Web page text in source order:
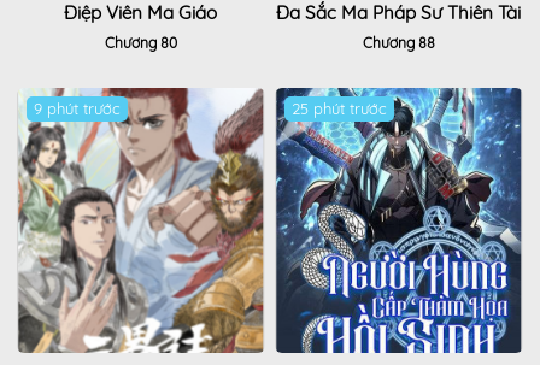
Điệp Viên Ma Giáo
Chương 80
Đa Sắc Ma Pháp Sư Thiên Tài
Chương 88
9 phút trước Hot 25 phút trước Hot